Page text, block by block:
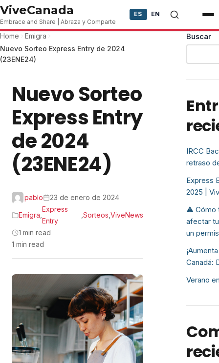
Skip to content
ViveCanada
Embrace and Share | Abraza y Comparte
ES EN
Home
Emigra
Nuevo Sorteo Express Entry de 2024
(23ENE24)
Nuevo Sorteo
Express Entry
de 2024
(23ENE24)
pablo 23 de enero de 2024
Emigra
Express
Entry
Sorteos ViveNews
1 min read
1 min read
Buscar
IRCC
retraso
Express
2025 |
⚠️ Cómo
afectar
un
Canadá:
Verano